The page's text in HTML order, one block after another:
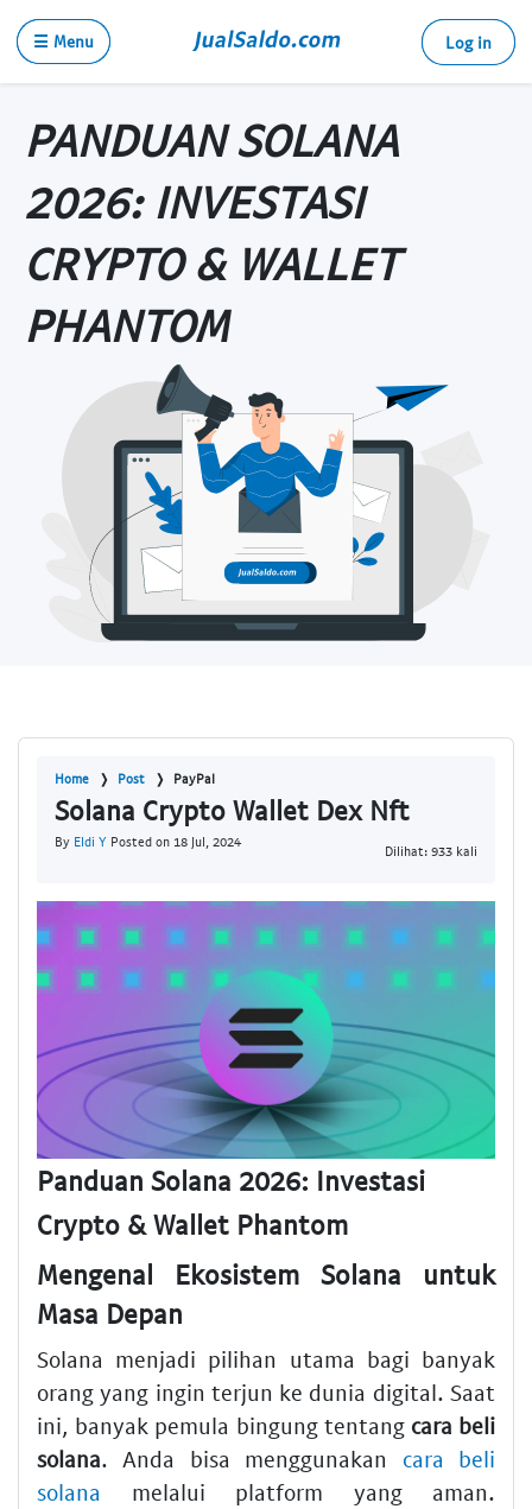
☰ Menu Log in
PANDUAN SOLANA
2026: INVESTASI
CRYPTO & WALLET
PHANTOM
Home Post PayPal
Solana Crypto Wallet Dex Nft
By Eldi Y Posted on 18 Jul, 2024
Dilihat: 933 kali
Panduan Solana 2026: Investasi
Crypto & Wallet Phantom
Mengenal Ekosistem Solana untuk
Masa Depan
Solana menjadi pilihan utama bagi banyak
orang yang ingin terjun ke dunia digital. Saat
ini, banyak pemula bingung tentang cara beli
solana. Anda bisa menggunakan cara beli
solana melalui platform yang aman.